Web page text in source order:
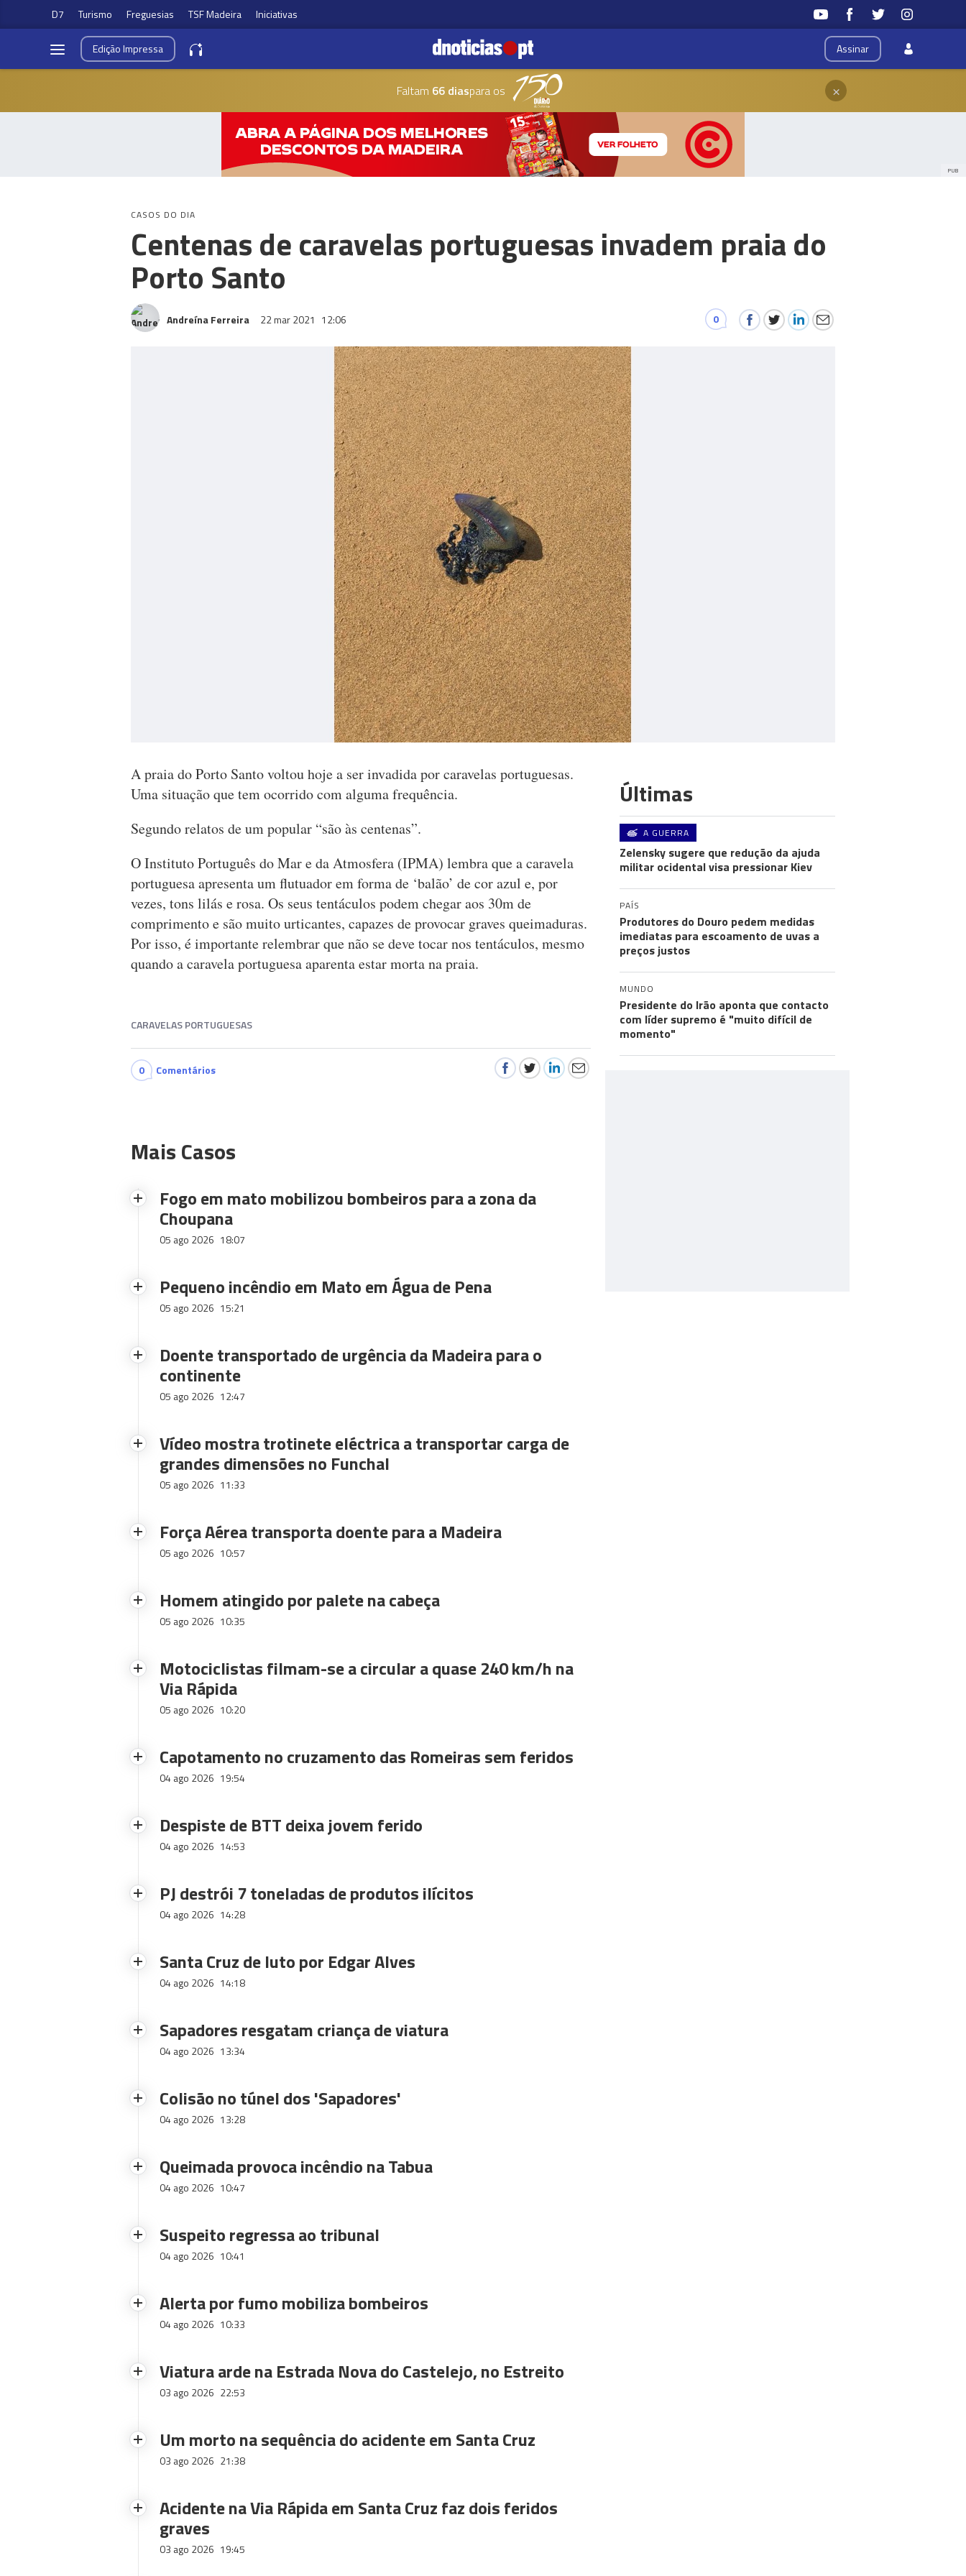
D7 Turismo Freguesias TSF Madeira Iniciativas
Assinar
EdiçãoImpressa
Faltam 66 diaspara os ×
PUB
CASOS DO DIA
Centenas de caravelas portuguesas invadem praia do
Porto Santo
Andreína Ferreira 22 mar 2021 12:06 0
A praia do Porto Santo voltou hoje a ser invadida por caravelas portuguesas.
Uma situação que tem ocorrido com alguma frequência.
Segundo relatos de um popular “são às centenas”.
O Instituto Português do Mar e da Atmosfera (IPMA) lembra que a caravela
portuguesa apresenta um flutuador em forma de ‘balão’ de cor azul e, por
vezes, tons lilás e rosa. Os seus tentáculos podem chegar aos 30m de
comprimento e são muito urticantes, capazes de provocar graves queimaduras.
Por isso, é importante relembrar que não se deve tocar nos tentáculos, mesmo
quando a caravela portuguesa aparenta estar morta na praia.
CARAVELAS PORTUGUESAS
0 Comentários
Mais Casos
Fogo em mato mobilizou bombeiros para a zona da
Choupana
05 ago 2026 18:07
Pequeno incêndio em Mato em Água de Pena
05 ago 2026 15:21
Doente transportado de urgência da Madeira para o
continente
05 ago 2026 12:47
Vídeo mostra trotinete eléctrica a transportar carga de
grandes dimensões no Funchal
05 ago 2026 11:33
Força Aérea transporta doente para a Madeira
05 ago 2026 10:57
Homem atingido por palete na cabeça
05 ago 2026 10:35
Motociclistas filmam-se a circular a quase 240 km/h na
Via Rápida
05 ago 2026 10:20
Capotamento no cruzamento das Romeiras sem feridos
04 ago 2026 19:54
Despiste de BTT deixa jovem ferido
04 ago 2026 14:53
PJ destrói 7 toneladas de produtos ilícitos
04 ago 2026 14:28
Santa Cruz de luto por Edgar Alves
04 ago 2026 14:18
Sapadores resgatam criança de viatura
04 ago 2026 13:34
Colisão no túnel dos 'Sapadores'
04 ago 2026 13:28
Queimada provoca incêndio na Tabua
04 ago 2026 10:47
Suspeito regressa ao tribunal
04 ago 2026 10:41
Alerta por fumo mobiliza bombeiros
04 ago 2026 10:33
Viatura arde na Estrada Nova do Castelejo, no Estreito
03 ago 2026 22:53
Um morto na sequência do acidente em Santa Cruz
03 ago 2026 21:38
Acidente na Via Rápida em Santa Cruz faz dois feridos
graves
03 ago 2026 19:45
Últimas
A GUERRA
Zelensky sugere que redução da ajuda
militar ocidental visa pressionar Kiev
PAÍS
Produtores do Douro pedem medidas
imediatas para escoamento de uvas a
preços justos
MUNDO
Presidente do Irão aponta que contacto
com líder supremo é "muito difícil de
momento"